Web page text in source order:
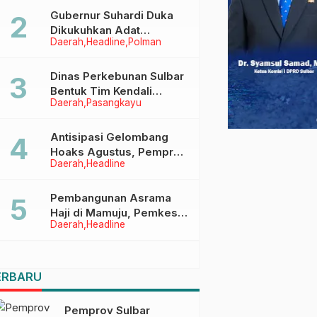
Menggapai Cita-Cita
Daerah Headline Polman
Gubernur Suhardi Duka
Dikukuhkan Adat
Balanipa, Raih Gelar Sulo
Daerah Pasangkayu
Dinas Perkebunan Sulbar
Bentuk Tim Kendali
Internal ICS untuk Dukung
di Pasangkayu
Daerah Headline
Antisipasi Gelombang
Hoaks Agustus, Pemprov
Sulbar Ajak Warga Jaga
Daerah Headline
Pembangunan Asrama
Haji di Mamuju, Pemkesra
dan Kementerian Haji
Pemprov Sulbar